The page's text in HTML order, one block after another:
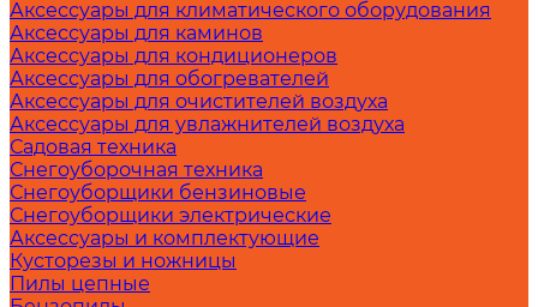
Аксессуары для климатического оборудования
Аксессуары для каминов
Аксессуары для кондиционеров
Аксессуары для обогревателей
Аксессуары для очистителей воздуха
Аксессуары для увлажнителей воздуха
Садовая техника
Снегоуборочная техника
Снегоуборщики бензиновые
Снегоуборщики электрические
Аксессуары и комплектующие
Кусторезы и ножницы
Пилы цепные